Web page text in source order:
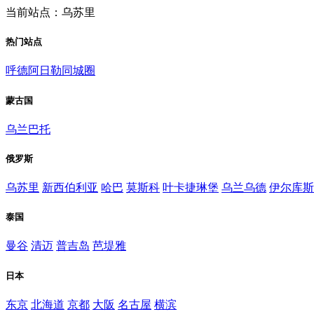
当前站点：乌苏里
热门站点
呼德阿日勒同城圈
蒙古国
乌兰巴托
俄罗斯
乌苏里 新西伯利亚 哈巴 莫斯科 叶卡捷琳堡 乌兰乌德 伊尔库
泰国
曼谷 清迈 普吉岛 芭堤雅
日本
东京 北海道 京都 大阪 名古屋 横滨